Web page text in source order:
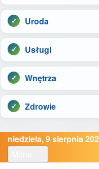
Uroda
Usługi
Wnętrza
Zdrowie
niedziela, 9 sierpnia